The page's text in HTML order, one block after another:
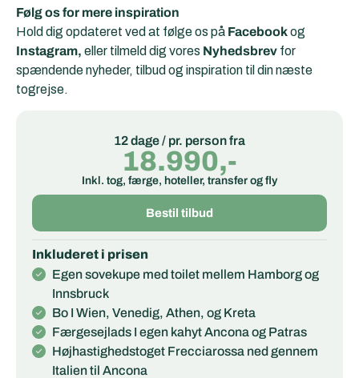
Følg os for mere inspiration
Hold dig opdateret ved at følge os på Facebookog
Instagram, eller tilmeld dig vores Nyhedsbrev for
spændende nyheder, tilbud og inspiration til din næste
togrejse.
12 dage / pr. person fra
18.990,-
Inkl. tog, færge, hoteller, transfer og fly
Bestil tilbud
Inkluderet i prisen
Egen sovekupe med toilet mellem Hamborg og
Innsbruck
Bo I Wien, Venedig, Athen, og Kreta
Færgesejlads I egen kahyt Ancona og Patras
Højhastighedstoget Frecciarossa ned gennem
Italien til Ancona